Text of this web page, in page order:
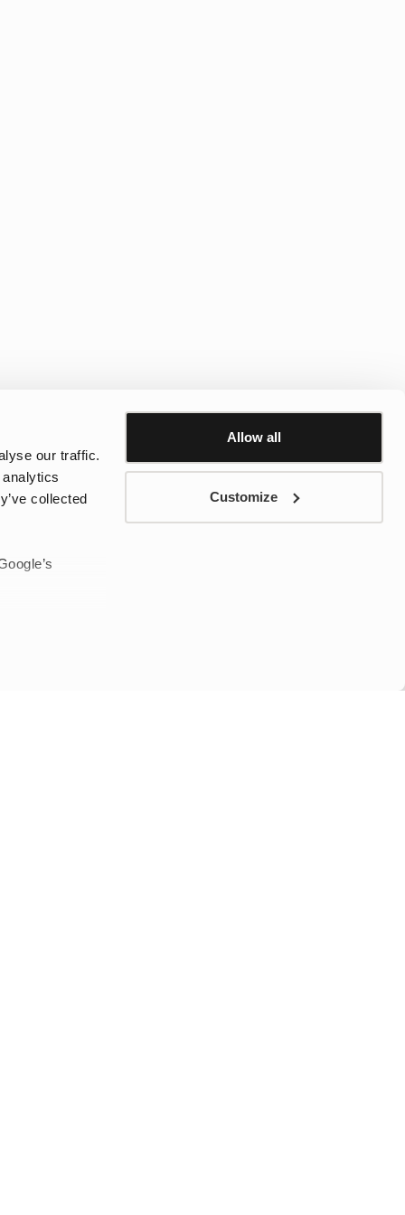
our traffic.
collected
Allow all
Customize
pour offrir des modèles adaptés à toutes les
nous avons perfectionné chaque détail afin de garantir
expression de style personnel. Des silhouettes classiques
élégante et intemporelle pour la ville ou un modèle robuste
design intemporel et son confort exceptionnel. Grâce à sa
plus exigeantes. La qualité élevée des matériaux et du
les conditions.
randonnée humide en forêt, les bottes Tretorn vous